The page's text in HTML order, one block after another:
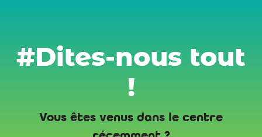
#Dites-nous tout
!
Vous êtes venus dans le centre